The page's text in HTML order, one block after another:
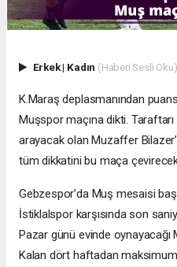
Erkek| Kadın (Haberi Sesli Oku)
K.Maraş deplasmanından
Muşspor maçına dikti.
arayacak olan Muzaffer
tüm dikkatini bu maça
Gebzespor’da Muş mesaisi
İstiklalspor karşısında son
Pazar günü evinde oynayacağı
Kalan dört haftadan